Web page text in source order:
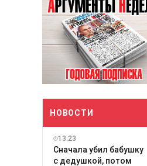
НОВОСТИ
13:23
Сначала убил бабушку
с дедушкой, потом